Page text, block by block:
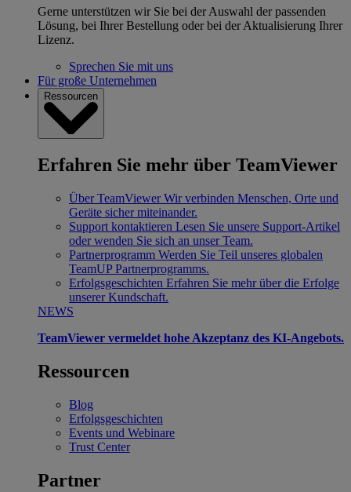
Gerne unterstützen wir Sie bei der Auswahl der passenden
Lösung, bei Ihrer Bestellung oder bei der Aktualisierung Ihrer
Lizenz.
Sprechen Sie mit uns
Für große Unternehmen
Ressourcen
Erfahren Sie mehr über TeamViewer
Über TeamViewer Wir verbinden Menschen, Orte und
Geräte sicher miteinander.
Support kontaktieren Lesen Sie unsere Support-Artikel
oder wenden Sie sich an unser Team.
Partnerprogramm Werden Sie Teil unseres globalen
TeamUP Partnerprogramms.
Erfolgsgeschichten Erfahren Sie mehr über die Erfolge
unserer Kundschaft.
NEWS
TeamViewer vermeldet hohe Akzeptanz des KI-Angebots.
Ressourcen
Blog
Erfolgsgeschichten
Events und Webinare
Trust Center
Partner